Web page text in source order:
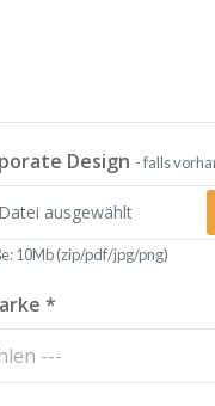
Design - falls
10Mb (zip/pdf/jpg/png)
*